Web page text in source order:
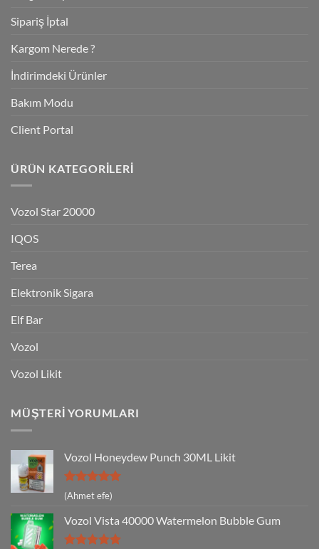
Sipariş İptal
Kargom Nerede ?
İndirimdeki Ürünler
Bakım Modu
Client Portal
ÜRÜN KATEGORILERI
Vozol Star 20000
IQOS
Terea
Elektronik Sigara
Elf Bar
Vozol
Vozol Likit
MÜŞTERI YORUMLARI
Vozol Honeydew Punch 30ML Likit
5 üzerinden
5
(Ahmet efe)
Vozol Vista 40000 Watermelon Bubble Gum